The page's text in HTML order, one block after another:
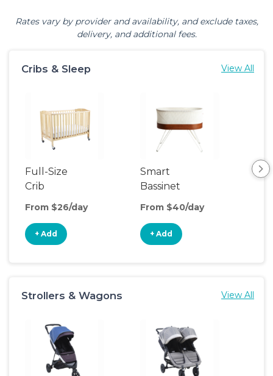
Rates vary by provider and availability, and exclude taxes,
delivery, and additional fees.
Cribs & Sleep View All
Full-Size
Crib
From $26/day
+ Add
Smart
Bassinet
From $40/day
+ Add
Strollers & Wagons View All